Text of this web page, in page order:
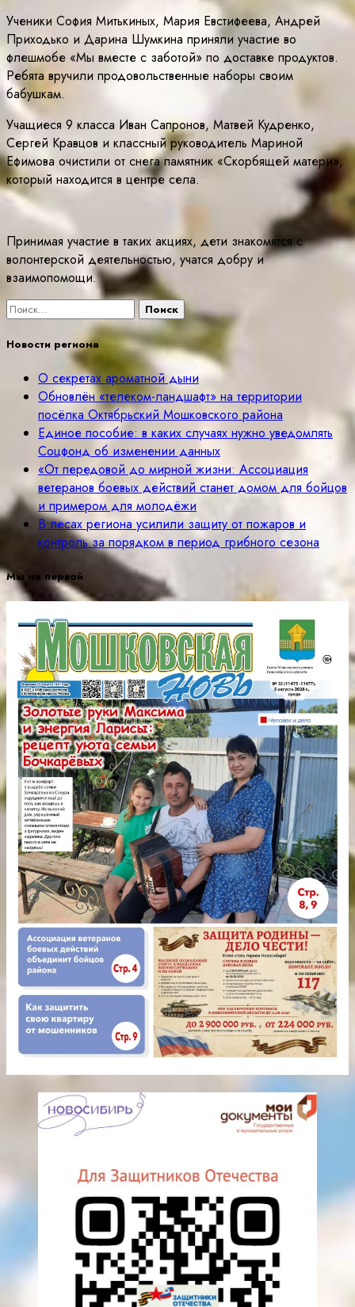
Ученики София Митькиных, Мария Евстифеева, Андрей
Приходько и Дарина Шумкина приняли участие во
флешмобе «Мы вместе с заботой» по доставке продуктов.
Ребята вручили продовольственные наборы своим
бабушкам.
Учащиеся 9 класса Иван Сапронов, Матвей Кудренко,
Сергей Кравцов и классный руководитель Мариной
Ефимова очистили от снега памятник «Скорбящей матери»,
который находится в центре села.
Принимая участие в таких акциях, дети знакомятся с
волонтерской деятельностью, учатся добру и
взаимопомощи.
Найти:
Новости региона
О секретах ароматной дыни
Обновлён «телеком-ландшафт» на территории
посёлка Октябрьский Мошковского района
Единое пособие: в каких случаях нужно уведомлять
Соцфонд об изменении данных
«От передовой до мирной жизни: Ассоциация
ветеранов боевых действий станет домом для бойцов
и примером для молодёжи
В лесах региона усилили защиту от пожаров и
контроль за порядком в период грибного сезона
Мы на первой